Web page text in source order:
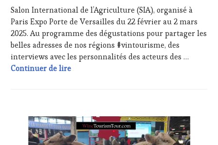
HAUTE
GASTRONOMIE
FRANÇAISE,
INVITATIONS
&
DÉGUSTATIONS,
WINE
TASTING,
ÉCRITE,
RADIO,
2025
Salon International de l’Agriculture (SIA), organisé à
Paris Expo Porte de Versailles du 22 février au 2 mars
2025. Au programme des dégustations pour partager les
belles adresses de nos régions #vintourisme, des
interviews avec les personnalités des acteurs des …
Continuer de lireInterviews Salon International de